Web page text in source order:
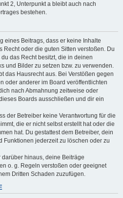
2, Unterpunkt a bleibt auch nach
bestehen.
eines Beitrags, dass er keine Inhalte
Recht oder die guten Sitten verstoßen. Du
das Recht besitzt, die in deinen
und Bilder zu setzen bzw. zu verwenden.
das Hausrecht aus. Bei Verstößen gegen
oder anderer im Board veröffentlichten
nach Abmahnung zeitweise oder
Boards ausschließen und dir ein
der Betreiber keine Verantwortung für die
die er nicht selbst erstellt hat oder die
hat. Du gestattest dem Betreiber, dein
Funktionen jederzeit zu löschen oder zu
darüber hinaus, deine Beiträge
o. g. Regeln verstoßen oder geeignet
Dritten Schaden zuzufügen.